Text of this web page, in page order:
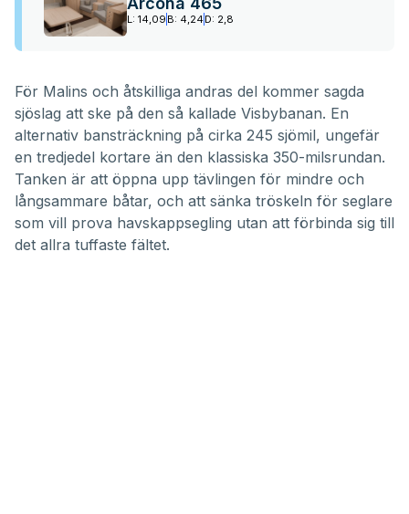
L: 14,09 B: 4,24 D: 2,8
För Malins och åtskilliga andras del kommer sagda
sjöslag att ske på den så kallade Visbybanan. En
alternativ bansträckning på cirka 245 sjömil, ungefär
en tredjedel kortare än den klassiska 350-milsrundan.
Tanken är att öppna upp tävlingen för mindre och
långsammare båtar, och att sänka tröskeln för seglare
som vill prova havskappsegling utan att förbinda sig till
det allra tuffaste fältet.